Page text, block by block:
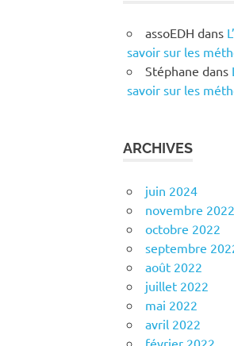
assoEDH dans
savoir sur les
Stéphane dans
savoir sur les
ARCHIVES
juin 2024
novembre 2022
octobre 2022
septembre
août 2022
juillet 2022
mai 2022
avril 2022